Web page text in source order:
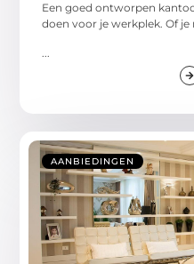
Een goed ontworpen
doen voor je werkplek. Of je
AANBIEDINGEN